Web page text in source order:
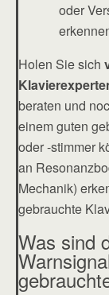
oder
Holen Sie sich
beraten und
einem guten
oder -stimmer
an
Mechanik)
gebrauchte
Was sind